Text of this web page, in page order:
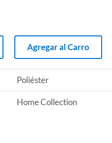
Agregar al Carro
Poliéster
Home Collection